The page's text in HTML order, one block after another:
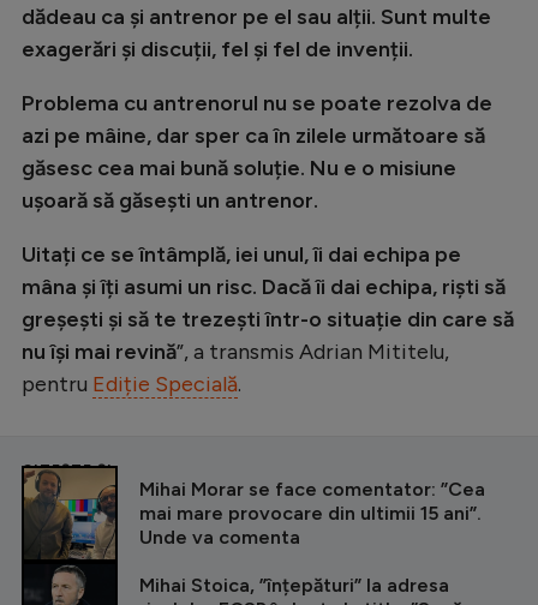
dădeau ca și antrenor pe el sau alții. Sunt multe
exagerări și discuții, fel și fel de invenții.
Problema cu antrenorul nu se poate rezolva de
azi pe mâine, dar sper ca în zilele următoare să
găsesc cea mai bună soluție. Nu e o misiune
ușoară să găsești un antrenor.
Uitați ce se întâmplă, iei unul, îi dai echipa pe
mâna și îți asumi un risc. Dacă îi dai echipa, riști să
greșești și să te trezești într-o situație din care să
nu își mai revină”, a transmis Adrian Mititelu,
pentru Ediție Specială.
CITEȘTE ȘI
Mihai Morar se face comentator: ”Cea
mai mare provocare din ultimii 15 ani”.
Unde va comenta
Mihai Stoica, ”înțepături” la adresa